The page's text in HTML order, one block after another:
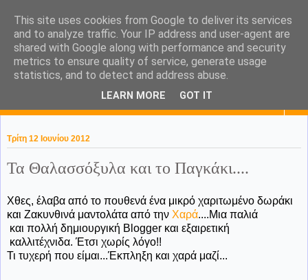
KaPa. Me without you...tea
without a biscuit!
Τρίτη 12 Ιουνίου 2012
Τα Θαλασσόξυλα και το Παγκάκι....
Χθες, έλαβα από το πουθενά ένα μικρό χαριτωμένο δωράκι
και Ζακυνθινά μαντολάτα από την Χαρά....Μια παλιά
και πολλή δημιουργική Blogger και εξαιρετική
καλλιτέχνιδα. Έτσι χωρίς λόγο!!
Τι τυχερή που είμαι...Έκπληξη και χαρά μαζί...
This site uses cookies from Google to deliver its services
and to analyze traffic. Your IP address and user-agent are
shared with Google along with performance and security
metrics to ensure quality of service, generate usage
statistics, and to detect and address abuse.
LEARN MORE GOT IT